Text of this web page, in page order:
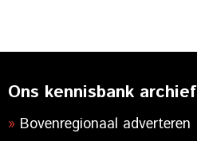
Ons kennisbank archief
Bovenregionaal adverteren